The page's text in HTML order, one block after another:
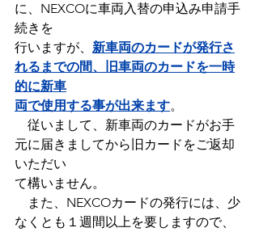
に、NEXCOに車両入替の申込み申請手
続きを
行いますが、 新車両のカードが発行さ
れるまでの間、旧車両のカードを一時
的に新車
両で使用する事が出来ます。
従いまして、新車両のカードがお手
元に届きましてから旧カードをご返却
いただい
て構いません。
また、NEXCOカードの発行には、少
なくとも１週間以上を要しますので、